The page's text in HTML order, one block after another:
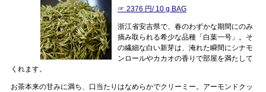
☞ 2376 円/ 10 g BAG
浙江省安吉県で、春のわずかな期間にのみ
摘み取られる希少な品種「白葉一号」。そ
の繊細な白い新芽は、淹れた瞬間にシナモ
ンロールやカカオの香りで部屋を満たして
くれます。
お茶本来の甘みに満ち、口当たりはなめらかでクリーミー。アーモンドクッ